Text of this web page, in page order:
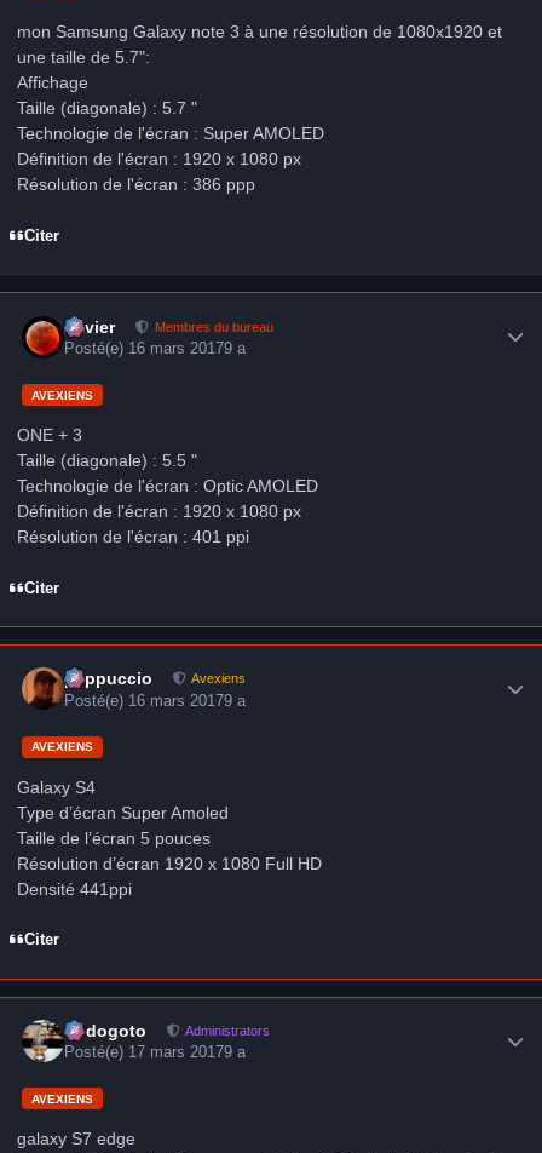
mon Samsung Galaxy note 3 à une résolution de 1080x1920 et
une taille de 5.7":
Affichage
Taille (diagonale) : 5.7 "
Technologie de l'écran : Super AMOLED
Définition de l'écran : 1920 x 1080 px
Résolution de l'écran : 386 ppp
Citer
Xavier Membres du bureau
Posté(e) 16 mars 20179 a
AVEXIENS
ONE + 3
Taille (diagonale) : 5.5 "
Technologie de l'écran : Optic AMOLED
Définition de l'écran : 1920 x 1080 px
Résolution de l'écran : 401 ppi
Citer
peppuccio Avexiens
Posté(e) 16 mars 20179 a
AVEXIENS
Galaxy S4
Type d’écran Super Amoled
Taille de l’écran 5 pouces
Résolution d’écran 1920 x 1080 Full HD
Densité 441ppi
Citer
frédogoto Administrators
Posté(e) 17 mars 20179 a
AVEXIENS
galaxy S7 edge